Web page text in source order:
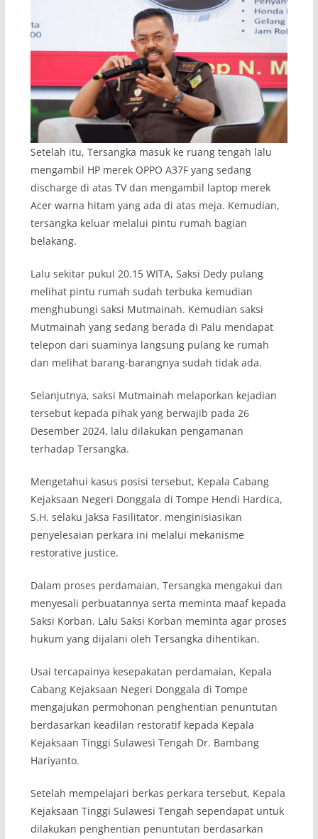
Setelah itu, Tersangka masuk ke ruang tengah lalu
mengambil HP merek OPPO A37F yang sedang
discharge di atas TV dan mengambil laptop merek
Acer warna hitam yang ada di atas meja. Kemudian,
tersangka keluar melalui pintu rumah bagian
belakang.
Lalu sekitar pukul 20.15 WITA, Saksi Dedy pulang
melihat pintu rumah sudah terbuka kemudian
menghubungi saksi Mutmainah. Kemudian saksi
Mutmainah yang sedang berada di Palu mendapat
telepon dari suaminya langsung pulang ke rumah
dan melihat barang-barangnya sudah tidak ada.
Selanjutnya, saksi Mutmainah melaporkan kejadian
tersebut kepada pihak yang berwajib pada 26
Desember 2024, lalu dilakukan pengamanan
terhadap Tersangka.
Mengetahui kasus posisi tersebut, Kepala Cabang
Kejaksaan Negeri Donggala di Tompe Hendi Hardica,
S.H. selaku Jaksa Fasilitator. menginisiasikan
penyelesaian perkara ini melalui mekanisme
restorative justice.
Dalam proses perdamaian, Tersangka mengakui dan
menyesali perbuatannya serta meminta maaf kepada
Saksi Korban. Lalu Saksi Korban meminta agar proses
hukum yang dijalani oleh Tersangka dihentikan.
Usai tercapainya kesepakatan perdamaian, Kepala
Cabang Kejaksaan Negeri Donggala di Tompe
mengajukan permohonan penghentian penuntutan
berdasarkan keadilan restoratif kepada Kepala
Kejaksaan Tinggi Sulawesi Tengah Dr. Bambang
Hariyanto.
Setelah mempelajari berkas perkara tersebut, Kepala
Kejaksaan Tinggi Sulawesi Tengah sependapat untuk
dilakukan penghentian penuntutan berdasarkan